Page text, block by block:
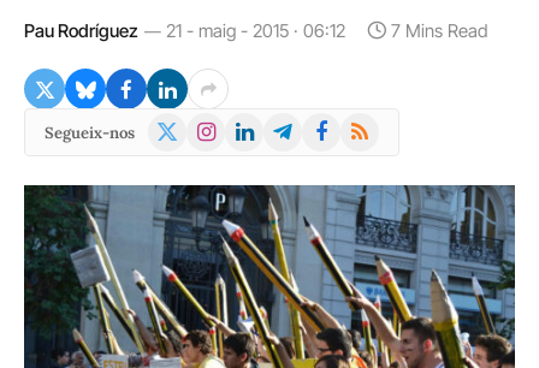
Pau Rodríguez 21 - maig - 2015 · 06:12 7 Mins Read
Segueix-nos
X
Instagram
LinkedInTelegramFacebook
RSS